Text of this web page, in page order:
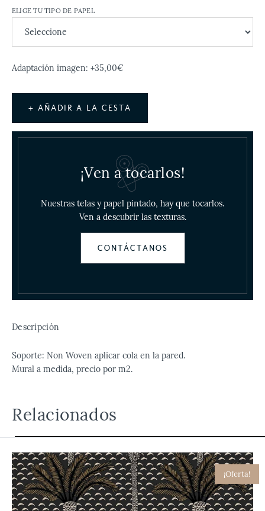
ELIGE TU TIPO DE PAPEL
Adaptación imagen: +35,00€
+ AÑADIR A LA CESTA
¡Ven a tocarlos!
Nuestras telas y papel pintado, hay que tocarlos.
Ven a descubrir las texturas.
CONTÁCTANOS
Descripción
Soporte: Non Woven aplicar cola en la pared.
Mural a medida, precio por m2.
Relacionados
¡Oferta!